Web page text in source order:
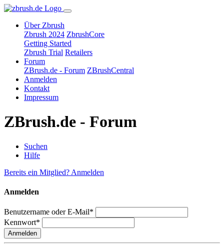
Über Zbrush
Zbrush 2024 ZbrushCore
Getting Started
Zbrush Trial Retailers
Forum
ZBrush.de - Forum ZBrushCentral
Anmelden
Kontakt
Impressum
ZBrush.de - Forum
Suchen
Hilfe
Bereits ein Mitglied? Anmelden
Anmelden
Benutzername oder E-Mail*
Kennwort*
Anmelden